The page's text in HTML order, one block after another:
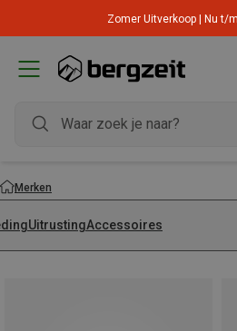
Zomer Uitverkoop | Nu t/
Merken
UitrustingAccessoires